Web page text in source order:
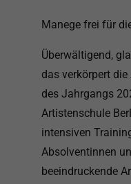
Manege frei für
Überwältigend,
das verkörpert die
des Jahrgangs
Artistenschule
intensiven
Absolventinnen
beeindruckende